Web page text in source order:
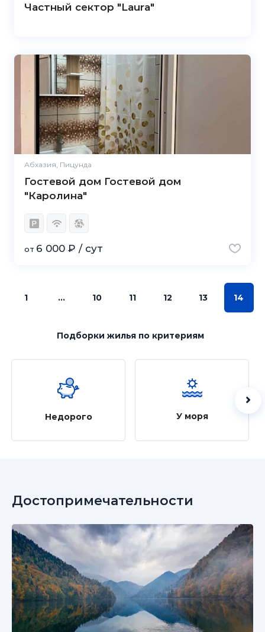
Частный сектор "Laura"
Абхазия, Пицунда
Гостевой дом Гостевой дом
"Каролина"
от 6 000 ₽ / сут
1 ... 10 11 12 13 14
Подборки жильяпо критериям
Недорого У моря
Достопримечательности